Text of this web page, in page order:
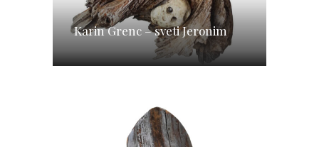
Karin Grenc – sveti Jeronim